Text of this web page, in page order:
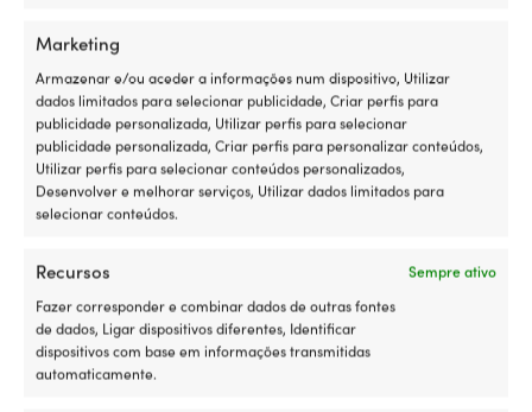
Marketing
Armazenar e/ou aceder a informações num dispositivo, Utilizar
dados limitados para selecionar publicidade, Criar perfis para
publicidade personalizada, Utilizar perfis para selecionar
publicidade personalizada, Criar perfis para personalizar conteúdos,
Utilizar perfis para selecionar conteúdos personalizados,
Desenvolver e melhorar serviços, Utilizar dados limitados para
selecionar conteúdos.
Recursos
Sempre ativo
Fazer corresponder e combinar dados de outras fontes
de dados, Ligar dispositivos diferentes, Identificar
dispositivos com base em informações transmitidas
automaticamente.
DIMENSÕES
35 mm x 4,5 + 0,5 metros
DIVERSOS
Olhal: 0,30 metros
https://www.forankra.se/fixolina-2-delad-lc1000dan-
pollarogon-rostfri/